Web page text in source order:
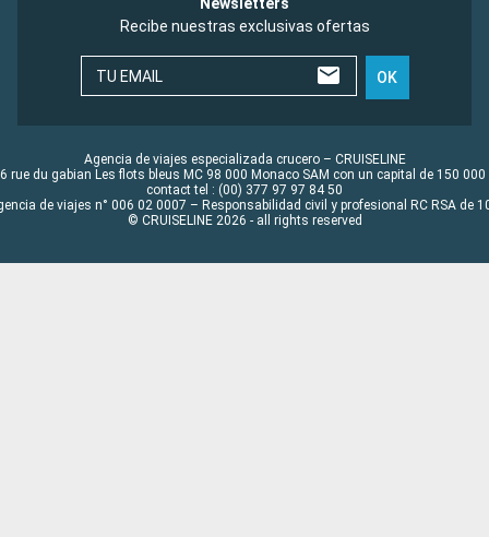
Recibe nuestras exclusivas ofertas
TU EMAIL OK
Agencia de viajes especializada crucero – CRUISELINE
rue du gabian Les flots bleus MC 98 000 Monaco SAM con un capital de 150 000
contact tel : (00) 377 97 97 84 50
de viajes n° 006 02 0007 – Responsabilidad civil y profesional RC RSA de
© CRUISELINE 2026 - all rights reserved